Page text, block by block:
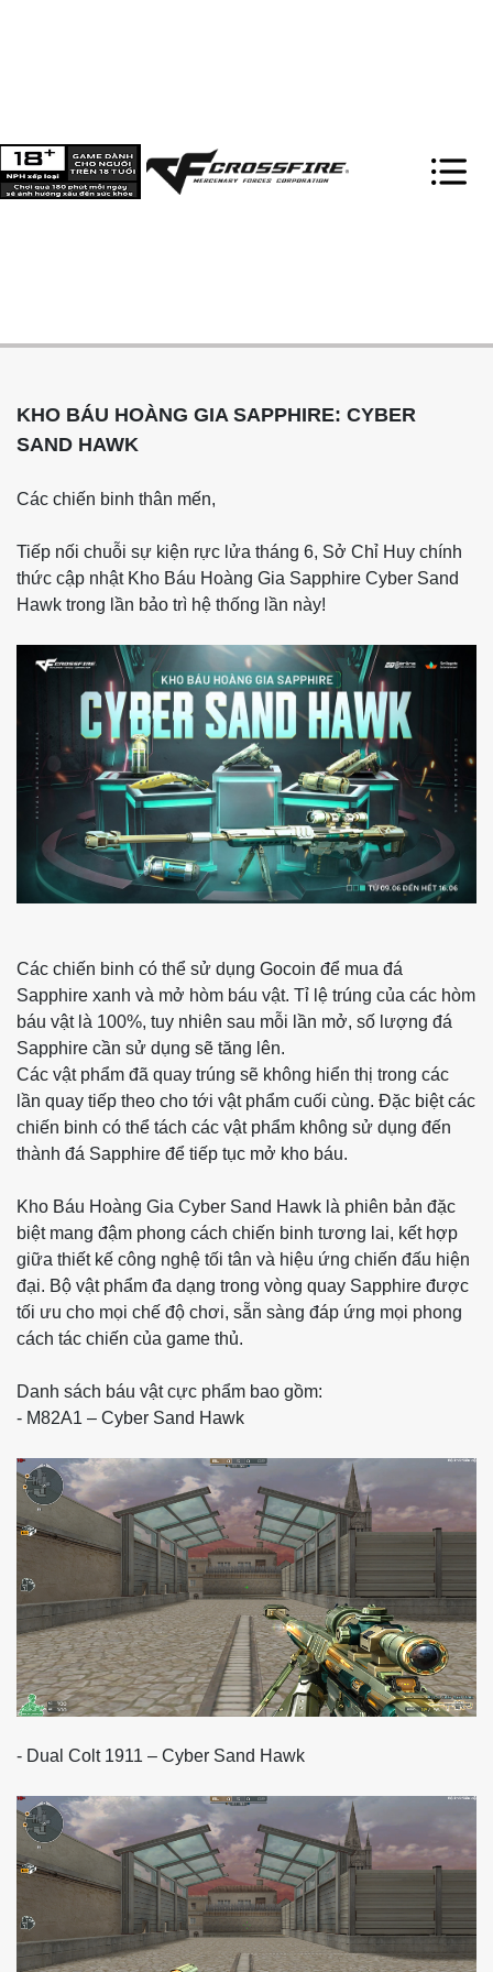
KHO BÁU HOÀNG GIA SAPPHIRE: CYBER
SAND HAWK
Các chiến binh thân mến,
Tiếp nối chuỗi sự kiện rực lửa tháng 6, Sở Chỉ Huy chính
thức cập nhật Kho Báu Hoàng Gia Sapphire Cyber Sand
Hawk trong lần bảo trì hệ thống lần này!
Các chiến binh có thể sử dụng Gocoin để mua đá
Sapphire xanh và mở hòm báu vật. Tỉ lệ trúng của các hòm
báu vật là 100%, tuy nhiên sau mỗi lần mở, số lượng đá
Sapphire cần sử dụng sẽ tăng lên.
Các vật phẩm đã quay trúng sẽ không hiển thị trong các
lần quay tiếp theo cho tới vật phẩm cuối cùng. Đặc biệt các
chiến binh có thể tách các vật phẩm không sử dụng đến
thành đá Sapphire để tiếp tục mở kho báu.
Kho Báu Hoàng Gia Cyber Sand Hawk là phiên bản đặc
biệt mang đậm phong cách chiến binh tương lai, kết hợp
giữa thiết kế công nghệ tối tân và hiệu ứng chiến đấu hiện
đại. Bộ vật phẩm đa dạng trong vòng quay Sapphire được
tối ưu cho mọi chế độ chơi, sẵn sàng đáp ứng mọi phong
cách tác chiến của game thủ.
Danh sách báu vật cực phẩm bao gồm:
- M82A1 – Cyber Sand Hawk
- Dual Colt 1911 – Cyber Sand Hawk